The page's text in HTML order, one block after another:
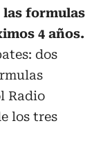
las formulas
4 años.
dos
Radio
los tres